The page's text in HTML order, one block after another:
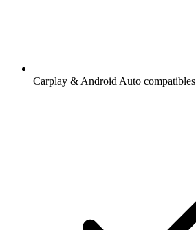
Carplay & Android Auto compatibles